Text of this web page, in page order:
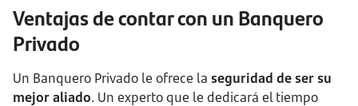
Ventajas de contar con un Banquero
Privado
Un Banquero Privado le ofrece la seguridad de ser su
mejor aliado. Un experto que le dedicará el tiempo